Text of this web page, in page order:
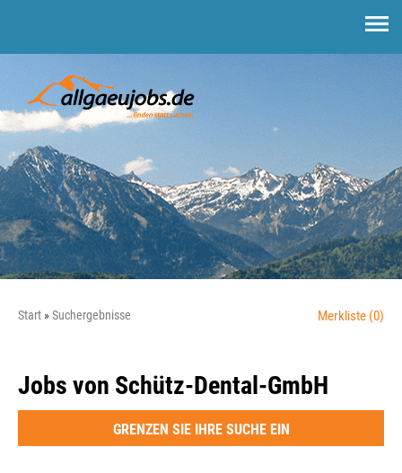
Start Suchergebnisse Merkliste (0)
Jobs von Schütz-Dental-GmbH
GRENZEN SIE IHRE SUCHE EIN